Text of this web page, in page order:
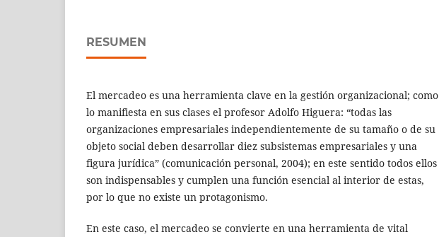
RESUMEN
El mercadeo es una herramienta clave en la gestión organizacional; como
lo manifiesta en sus clases el profesor Adolfo Higuera: “todas las
organizaciones empresariales independientemente de su tamaño o de su
objeto social deben desarrollar diez subsistemas empresariales y una
figura jurídica” (comunicación personal, 2004); en este sentido todos ellos
son indispensables y cumplen una función esencial al interior de estas,
por lo que no existe un protagonismo.
En este caso, el mercadeo se convierte en una herramienta de vital